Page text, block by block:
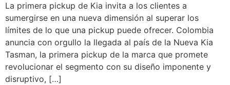
La primera pickup de Kia invita a los clientes a
sumergirse en una nueva dimensión al superar los
límites de lo que una pickup puede ofrecer. Colombia
anuncia con orgullo la llegada al país de la Nueva Kia
Tasman, la primera pickup de la marca que promete
revolucionar el segmento con su diseño imponente y
disruptivo, […]